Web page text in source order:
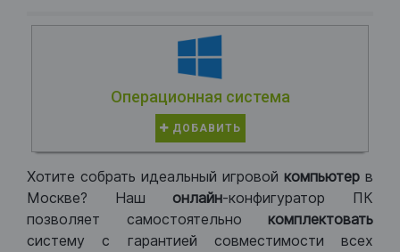
Операционная система
ДОБАВИТЬ
Хотите собрать идеальный игровой компьютер в
Москве? Нашонлайн-конфигуратор ПК
позволяет самостоятельно комплектовать
систему с гарантией совместимости всех